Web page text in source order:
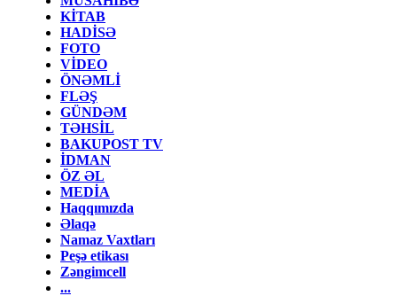
KİTAB
HADİSƏ
FOTO
VİDEO
ÖNƏMLİ
FLƏŞ
GÜNDƏM
TƏHSİL
BAKUPOST TV
İDMAN
ÖZ ƏL
MEDİA
Haqqımızda
Əlaqə
Namaz Vaxtları
Peşə etikası
Zəngimcell
...